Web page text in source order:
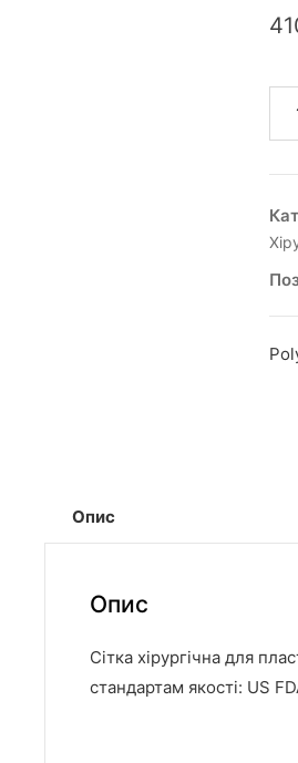
Опис
Опис
Сітка хірургічна для
стандартам якості: US